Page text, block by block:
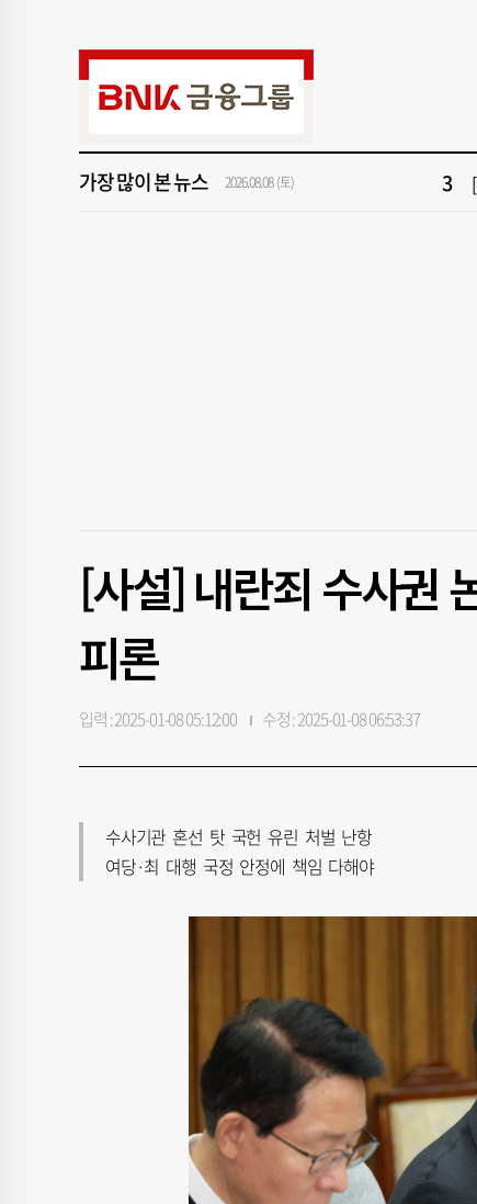
가장 많이 본 뉴스 2026.08.08 (토) 5
[사설] 내란죄 수사권
피론
입력 : 2025-01-08 05:12:00 수정 : 2025-01-08 06:53:37
수사기관 혼선 탓 국헌 유린 처벌 난항
여당·최 대행 국정 안정에 책임 다해야